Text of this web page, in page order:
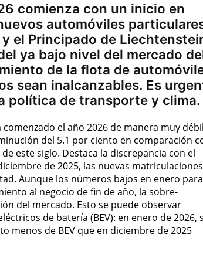
comienza con un inicio en
automóviles
el Principado de
ya bajo nivel del mercado
de la flota de
sean inalcanzables. Es
política de transporte y clima.
el año 2026 de manera muy
del 5.1 por ciento en comparación
este siglo. Destaca la discrepancia con el
de 2025, las nuevas matriculaciones
Aunque los números bajos en enero para
al negocio de fin de año, la sobre-
del mercado. Esto se puede observar
de batería (BEV): en enero de 2026,
menos de BEV que en diciembre de 2025